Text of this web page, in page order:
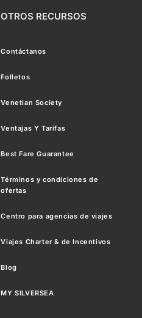
OTROS RECURSOS
Contáctanos
Folletos
Venetian Society
Ventajas Y Tarifas
Best Fare Guarantee
Términos y condiciones de
ofertas
Centro para agencias de viajes
Viajes Charter & de Incentivos
Blog
MY SILVERSEA